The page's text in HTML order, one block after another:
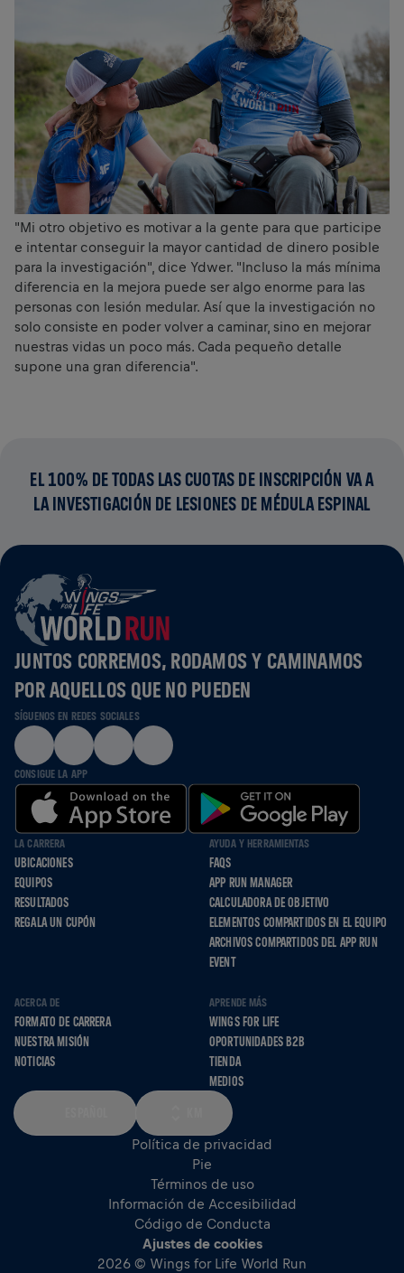
"Mi otro objetivo es motivar a la gente para que participe
e intentar conseguir la mayor cantidad de dinero posible
para la investigación", dice Ydwer. "Incluso la más mínima
diferencia en la mejora puede ser algo enorme para las
personas con lesión medular. Así que la investigación no
solo consiste en poder volver a caminar, sino en mejorar
nuestras vidas un poco más. Cada pequeño detalle
supone una gran diferencia".
EL 100% DE TODAS LAS CUOTAS DE INSCRIPCIÓN VA A
LA INVESTIGACIÓN DE LESIONES DE MÉDULA ESPINAL
JUNTOS CORREMOS, RODAMOS Y CAMINAMOS
POR AQUELLOS QUE NO PUEDEN
SÍGUENOS EN REDES SOCIALES
CONSIGUE LA APP
LA CARRERA
UBICACIONES
EQUIPOS
RESULTADOS
REGALA UN CUPÓN
AYUDA Y HERRAMIENTAS
FAQS
APP RUN MANAGER
CALCULADORA DE OBJETIVO
ELEMENTOS COMPARTIDOS EN EL EQUIPO
ARCHIVOS COMPARTIDOS DEL APP RUN
EVENT
ACERCA DE
FORMATO DE CARRERA
NUESTRA MISIÓN
NOTICIAS
APRENDE MÁS
WINGS FOR LIFE
OPORTUNIDADES B2B
TIENDA
MEDIOS
Política de privacidad
Pie
Términos de uso
Información de Accesibilidad
Código de Conducta
Ajustes de cookies
2026 © Wings for Life World Run